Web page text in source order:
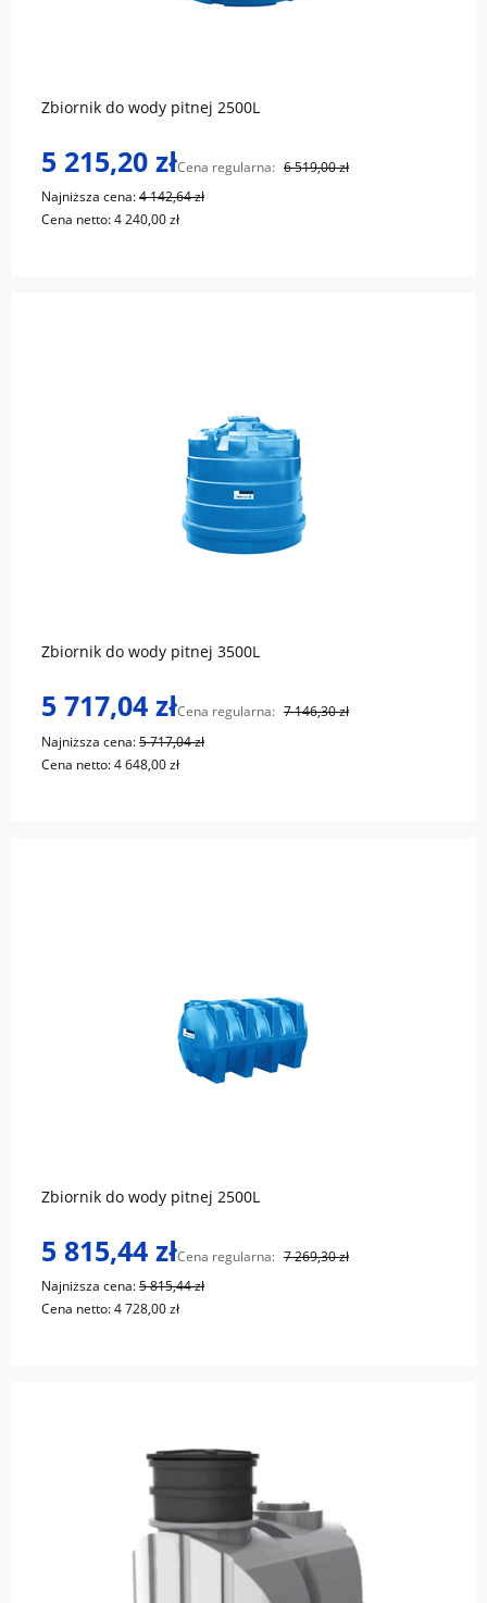
Zbiornik do wody pitnej 2500L
5 215,20 złCena regularna: 6 519,00 zł
Najniższa cena:4 142,64 zł
Cena netto:4 240,00 zł
Zbiornik do wody pitnej 3500L
5 717,04 złCena regularna: 7 146,30 zł
Najniższa cena:5 717,04 zł
Cena netto:4 648,00 zł
Zbiornik do wody pitnej 2500L
5 815,44 złCena regularna: 7 269,30 zł
Najniższa cena:5 815,44 zł
Cena netto:4 728,00 zł